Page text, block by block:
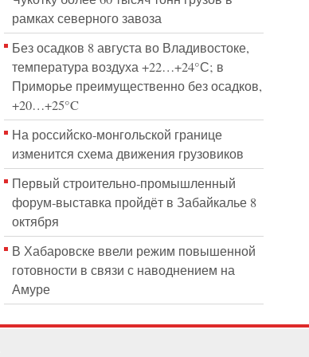
рамках северного завоза
Без осадков 8 августа во Владивостоке,
температура воздуха +22…+24°С; в
Приморье преимущественно без осадков,
+20…+25°C
На российско‑монгольской границе
изменится схема движения грузовиков
Первый строительно‑промышленный
форум‑выставка пройдёт в Забайкалье 8
октября
В Хабаровске ввели режим повышенной
готовности в связи с наводнением на
Амуре